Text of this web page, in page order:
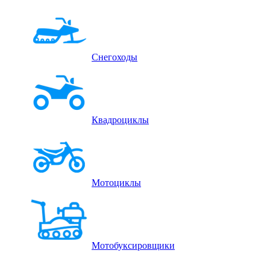
Снегоходы
Квадроциклы
Мотоциклы
Мотобуксировщики